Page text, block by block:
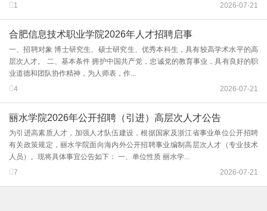
1
2026-07-21
合肥信息技术职业学院2026年人才招聘启事
一、招聘对象 博士研究生、硕士研究生、优秀本科生，具有较高学术水平的高
层次人才。 二、基本条件 拥护中国共产党，忠诚党的教育事业，具有良好的职
业道德和团队协作精神，为人师表，作...
4
2026-07-21
丽水学院2026年公开招聘（引进）高层次人才公告
为引进高素质人才，加强人才队伍建设，根据国家及浙江省事业单位公开招聘
有关政策规定，丽水学院面向海内外公开招聘事业编制高层次人才（专业技术
人员）。现将具体事宜公告如下： 一、单位性质 丽水学...
7
2026-07-21